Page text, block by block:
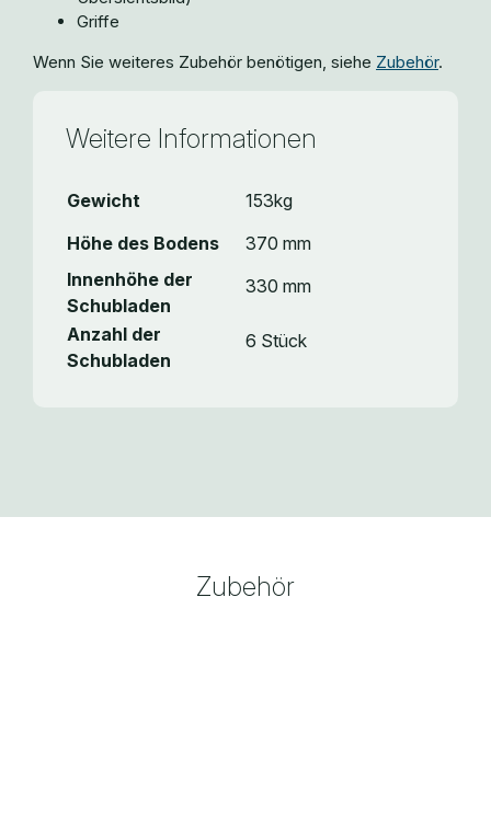
Griffe
Wenn Sie weiteres Zubehör benötigen, siehe Zubehör.
Weitere Informationen
Gewicht
153kg
Höhe des Bodens
370 mm
Innenhöhe der
Schubladen
330 mm
Anzahl der
Schubladen
6 Stück
Zubehör